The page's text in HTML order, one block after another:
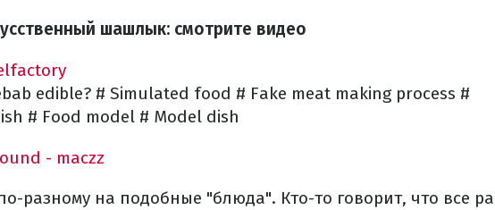
шашлык: смотрите видео
edible? # Simulated food # Fake meat making process #
# Food model # Model dish
- maczz
разному на подобные "блюда". Кто-то говорит, что все